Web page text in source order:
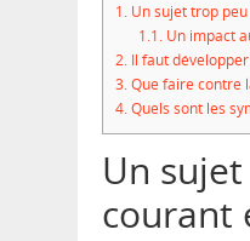
1. Un sujet trop
1.1.Un impact
2. Il faut
3.Que faire contre
4.Quels sont les
Un
courant